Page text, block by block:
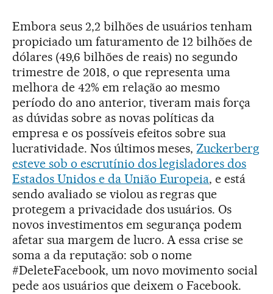
Embora seus 2,2 bilhões de usuários tenham
propiciado um faturamento de 12 bilhões de
dólares (49,6 bilhões de reais) no segundo
trimestre de 2018, o que representa uma
melhora de 42% em relação ao mesmo
período do ano anterior, tiveram mais força
as dúvidas sobre as novas políticas da
empresa e os possíveis efeitos sobre sua
lucratividade. Nos últimos meses,Zuckerberg
esteve sob o escrutínio dos legisladores dos
Estados Unidos e da União Europeia, e está
sendo avaliado se violou as regras que
protegem a privacidade dos usuários. Os
novos investimentos em segurança podem
afetar sua margem de lucro. A essa crise se
soma a da reputação: sob o nome
#DeleteFacebook, um novo movimento social
pede aos usuários que deixem o Facebook.